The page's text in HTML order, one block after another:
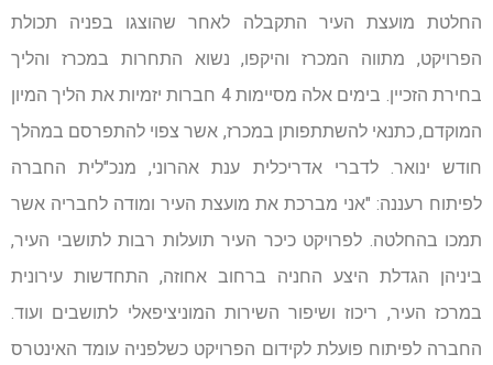
החלטת מועצת העיר התקבלה לאחר שהוצגו בפניה תכולת
הפרויקט, מתווה המכרז והיקפו, נשוא התחרות במכרז והליך
בחירת הזכיין. בימים אלה מסיימות 4 חברות יזמיות את הליך המיון
המוקדם, כתנאי להשתתפותן במכרז, אשר צפוי להתפרסם במהלך
חודש ינואר. לדברי אדריכלית ענת אהרוני, מנכ"לית החברה
לפיתוח רעננה: "אני מברכת את מועצת העיר ומודה לחבריה אשר
תמכו בהחלטה. לפרויקט כיכר העיר תועלות רבות לתושבי העיר,
ביניהן הגדלת היצע החניה ברחוב אחוזה, התחדשות עירונית
במרכז העיר, ריכוז ושיפור השירות המוניציפאלי לתושבים ועוד.
החברה לפיתוח פועלת לקידום הפרויקט כשלפניה עומד האינטרס